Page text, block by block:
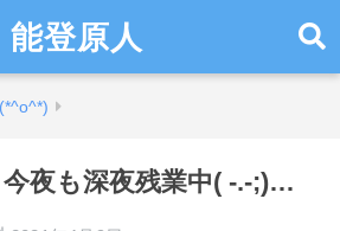
能登原人
夜も深夜残業中( -.-;)…